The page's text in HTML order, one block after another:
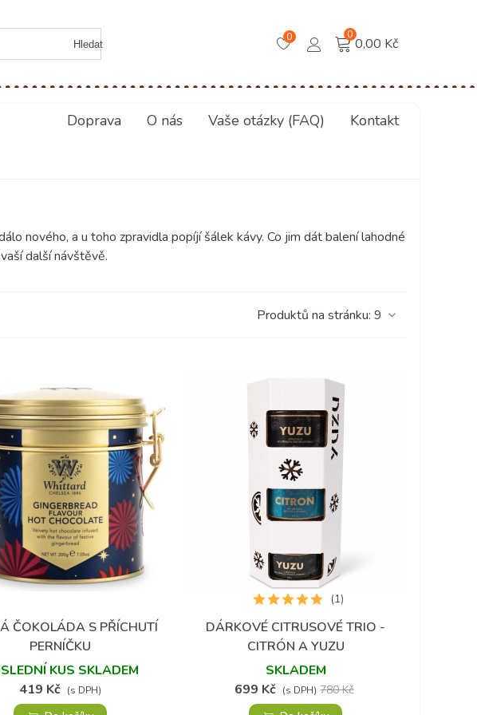
Hledat
0 0
0,00 Kč
Doprava O nás Vaše otázky (FAQ) Kontakt
nového, a u toho zpravidla popíjí šálek kávy. Co jim dát balení lahodné
další návštěvě.
Produktů na stránku: 9
Přidat do oblíbených
ČOKOLÁDA S PŘÍCHUTÍ
PERNÍČKU
KUS SKLADEM
419 Kč (s DPH)
Přidat do oblíbených
DÁRKOVÉ CITRUSOVÉ TRIO -
CITRÓN A YUZU
SKLADEM
699 Kč (s DPH) 780 Kč
(1)